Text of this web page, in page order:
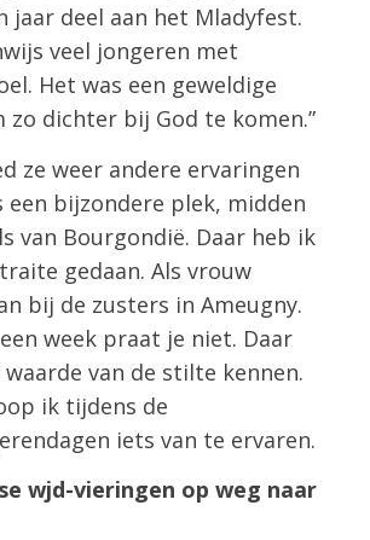
jaar deel aan het Mladyfest.
veel jongeren met
Het was een geweldige
zo dichter bij God te komen.”
ze weer andere ervaringen
een bijzondere plek, midden
van Bourgondië. Daar heb ik
gedaan. Als vrouw
bij de zusters in Ameugny.
week praat je niet. Daar
van de stilte kennen.
ik tijdens de
iets van te ervaren.
wjd-vieringen op weg naar